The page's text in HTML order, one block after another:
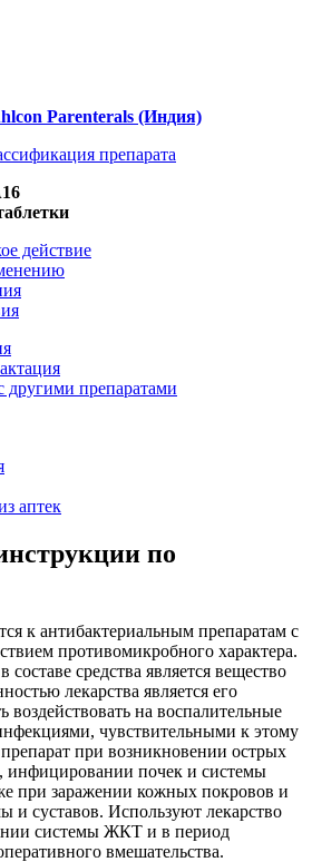
Parenterals (Индия)
препарата
действие
другими препаратами
аптек
по
к антибактериальным препаратам с
противомикробного характера.
средства является вещество
лекарства является его
воздействовать на воспалительные
чувствительными к этому
при возникновении острых
инфицировании почек и системы
при заражении кожных покровов и
и суставов. Используют лекарство
системы ЖКТ и в период
вмешательства.